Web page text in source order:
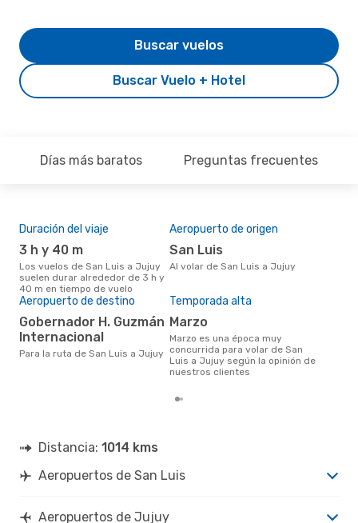
Buscar Vuelo + Hotel
Buscar vuelos
Días más baratos Preguntas frecuentes
Duración del viaje
3 h y 40 m
Los vuelos de San Luis a Jujuy
suelen durar alrededor de 3 h y
40 m en tiempo de vuelo
Aeropuerto de origen
San Luis
Al volar de San Luis a Jujuy
Aeropuerto de destino
Gobernador H. Guzmán
Internacional
Para la ruta de San Luis a Jujuy
Temporada alta
marzo
marzo es una época muy
concurrida para volar de San
Luis a Jujuy según la opinión de
nuestros clientes
Distancia: 1014 kms
Aeropuertos de San Luis
Aeropuertos de Jujuy